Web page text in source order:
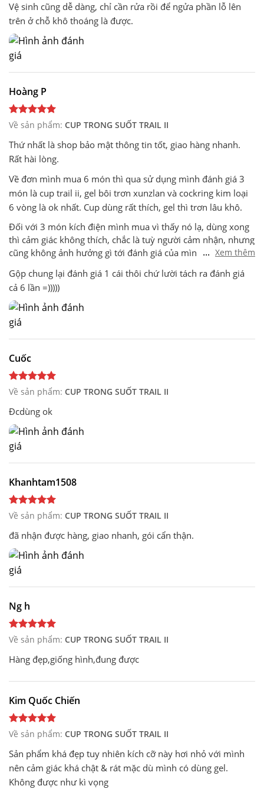
Vệ sinh cũng dễ dàng, chỉ cần rửa rồi để ngửa phần lỗ lên
trên ở chỗ khô thoáng là được.
Hoàng P
Về sản phẩm: CUP TRONG SUỐT TRAIL II
Thứ nhất là shop bảo mật thông tin tốt, giao hàng nhanh.
Rất hài lòng.
Về đơn mình mua 6 món thì qua sử dụng mình đánh giá 3
món là cup trail ii, gel bôi trơn xunzlan và cockring kim loại
6 vòng là ok nhất. Cup dùng rất thích, gel thì trơn lâu khô.
Đối với 3 món kích điện mình mua vì thấy nó lạ, dùng xong
thì cảm giác không thích, chắc là tuỳ người cảm nhận, nhưng
cũng không ảnh hưởng gì tới đánh giá của mình đối với shop
... Xem thêm
Gộp chung lại đánh giá 1 cái thôi chứ lười tách ra đánh giá
cả 6 lần =)))))
Cuốc
Về sản phẩm: CUP TRONG SUỐT TRAIL II
Đcdùng ok
Khanhtam1508
Về sản phẩm: CUP TRONG SUỐT TRAIL II
đã nhận được hàng, giao nhanh, gói cẩn thận.
Ng h
Về sản phẩm: CUP TRONG SUỐT TRAIL II
Hàng đẹp,giống hình,đung được
Kim Quốc Chiến
Về sản phẩm: CUP TRONG SUỐT TRAIL II
Sản phẩm khá đẹp tuy nhiên kích cỡ này hơi nhỏ với mình
nên cảm giác khá chật & rát mặc dù mình có dùng gel.
Không được như kì vọng